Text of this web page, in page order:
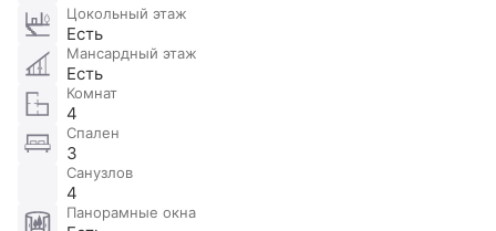
Цокольный этаж
Есть
Мансардный этаж
Есть
Комнат
4
Спален
3
Санузлов
4
Панорамные окна